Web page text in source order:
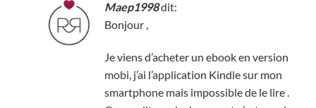
Maep1998dit:
Bonjour ,
Je viens d’acheter un ebook en version
mobi, j’ai l’application Kindle sur mon
smartphone mais impossible de le lire .